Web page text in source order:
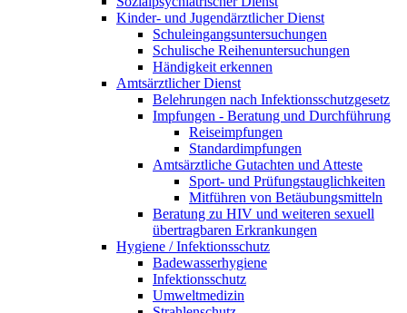
Kinder- und Jugendärztlicher Dienst
Schuleingangsuntersuchungen
Schulische Reihenuntersuchungen
Händigkeit erkennen
Amtsärztlicher Dienst
Belehrungen nach Infektionsschutzgesetz
Impfungen - Beratung und Durchführung
Reiseimpfungen
Standardimpfungen
Amtsärztliche Gutachten und Atteste
Sport- und Prüfungstauglichkeiten
Mitführen von Betäubungsmitteln
Beratung zu HIV und weiteren sexuell
übertragbaren Erkrankungen
Hygiene / Infektionsschutz
Badewasserhygiene
Infektionsschutz
Umweltmedizin